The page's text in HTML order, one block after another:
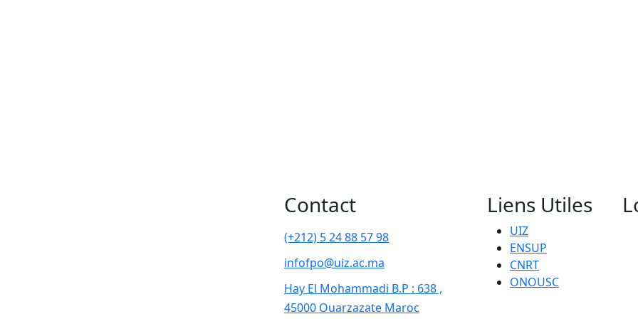
Contact
(+212) 5 24 88 57 98
infofpo@uiz.ac.ma
Hay El Mohammadi B.P : 638 ,
45000 Ouarzazate Maroc
Liens Utiles
UIZ
ENSUP
CNRT
ONOUSC